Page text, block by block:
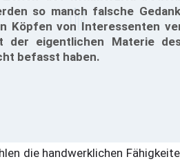
so manch falsche
Köpfen von Interessenten
der eigentlichen Materie
befasst haben.
die handwerklichen